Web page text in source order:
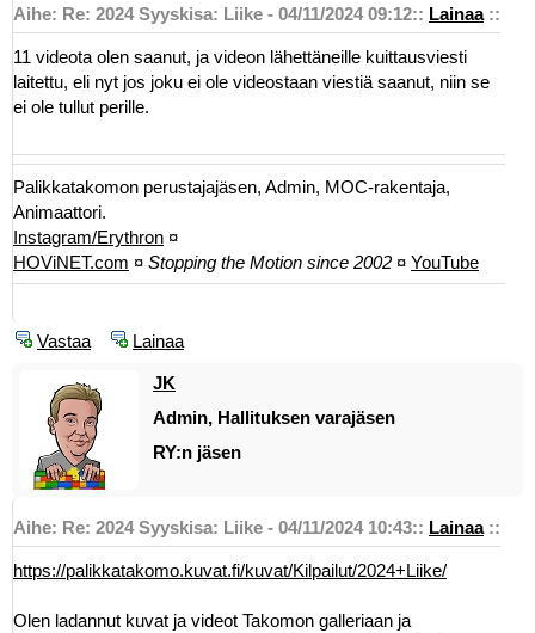
:: Lainaa::
Aihe: Re: 2024 Syyskisa: Liike - 04/11/2024 09:12
11 videota olen saanut, ja videon lähettäneille kuittausviesti
laitettu, eli nyt jos joku ei ole videostaan viestiä saanut, niin se
ei ole tullut perille.
Palikkatakomon perustajajäsen, Admin, MOC-rakentaja,
Animaattori.
Instagram/Erythron ¤
HOViNET.com ¤ Stopping the Motion since 2002 ¤ YouTube
Vastaa Lainaa
JK
Admin, Hallituksen varajäsen
RY:n jäsen
:: Lainaa::
Aihe: Re: 2024 Syyskisa: Liike - 04/11/2024 10:43
https://palikkatakomo.kuvat.fi/kuvat/Kilpailut/2024+Liike/
Olen ladannut kuvat ja videot Takomon galleriaan ja